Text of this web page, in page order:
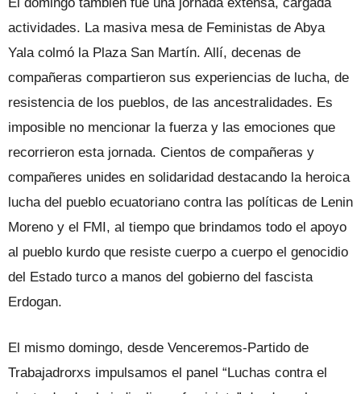
El domingo también fue una jornada extensa, cargada
actividades. La masiva mesa de Feministas de Abya
Yala colmó la Plaza San Martín. Allí, decenas de
compañeras compartieron sus experiencias de lucha, de
resistencia de los pueblos, de las ancestralidades. Es
imposible no mencionar la fuerza y las emociones que
recorrieron esta jornada. Cientos de compañeras y
compañeres unides en solidaridad destacando la heroica
lucha del pueblo ecuatoriano contra las políticas de Lenin
Moreno y el FMI, al tiempo que brindamos todo el apoyo
al pueblo kurdo que resiste cuerpo a cuerpo el genocidio
del Estado turco a manos del gobierno del fascista
Erdogan.
El mismo domingo, desde Venceremos-Partido de
Trabajadrorxs impulsamos el panel “Luchas contra el